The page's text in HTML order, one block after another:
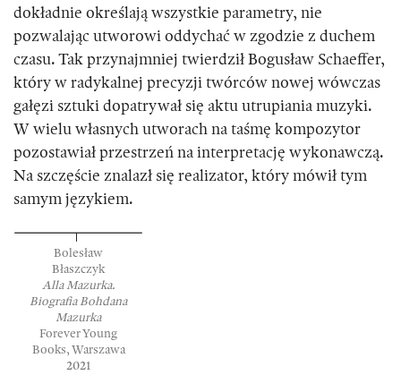
dokładnie określają wszystkie parametry, nie
pozwalając utworowi oddychać w zgodzie z duchem
czasu. Tak przynajmniej twierdził Bogusław Schaeffer,
który w radykalnej precyzji twórców nowej wówczas
gałęzi sztuki dopatrywał się aktu utrupiania muzyki.
W wielu własnych utworach na taśmę kompozytor
pozostawiał przestrzeń na interpretację wykonawczą.
Na szczęście znalazł się realizator, który mówił tym
samym językiem.
Bolesław
Błaszczyk
Alla Mazurka.
Biografia Bohdana
Mazurka
Forever Young
Books, Warszawa
2021